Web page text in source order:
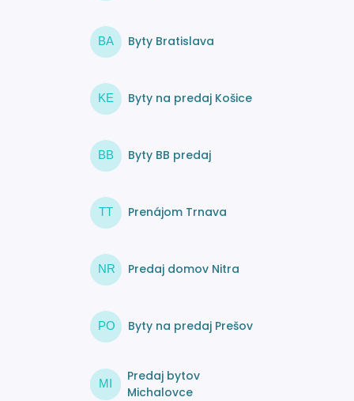
BA Byty Bratislava
KE Byty na predaj Košice
BB Byty BB predaj
TT Prenájom Trnava
NR Predaj domov Nitra
PO Byty na predaj Prešov
MI
Predaj bytov
Michalovce